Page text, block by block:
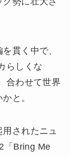
貫く中で、
らしくな
合わせて世界
と。
されたニュ
「Bring Me